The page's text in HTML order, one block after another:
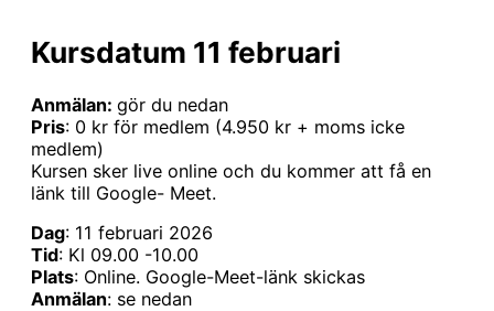
Kursdatum 11 februari
Anmälan: gör du nedan
Pris: 0 kr för medlem (4.950 kr + moms icke
medlem)
Kursen sker live online och du kommer att få en
länk till Google- Meet.
Dag: 11 februari 2026
Tid: Kl 09.00 -10.00
Plats: Online. Google-Meet-länk skickas
Anmälan: se nedan